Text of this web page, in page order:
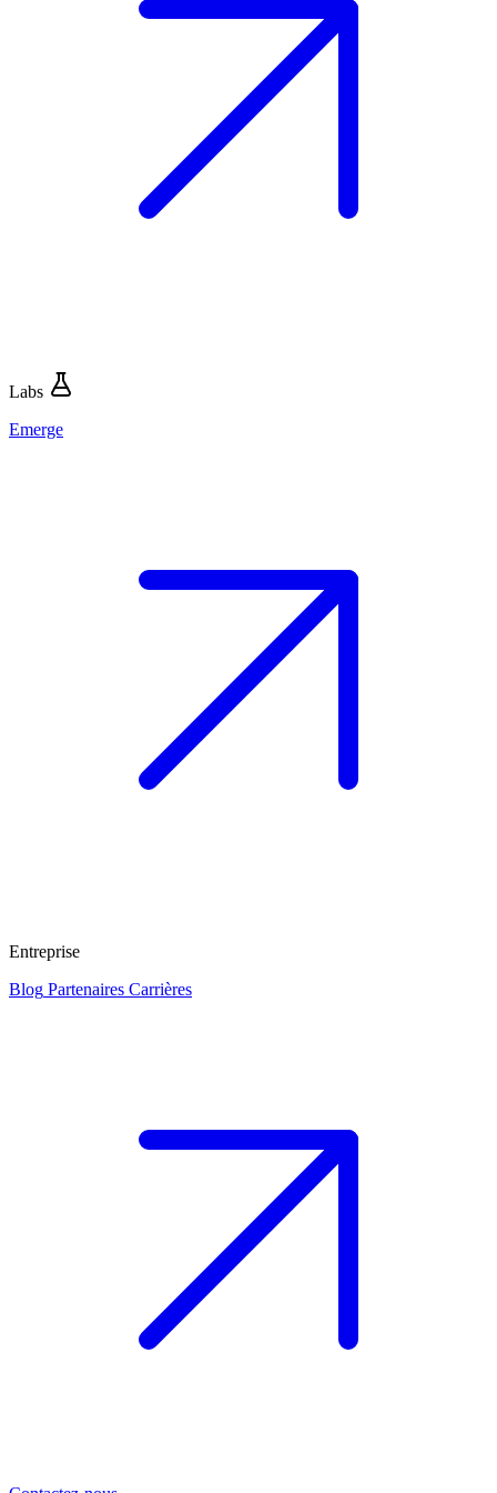
Labs
Emerge
Entreprise
Blog Partenaires Carrières